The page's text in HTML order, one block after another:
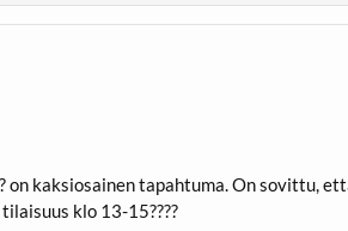
on kaksiosainen tapahtuma. On sovittu,
klo 13-15????